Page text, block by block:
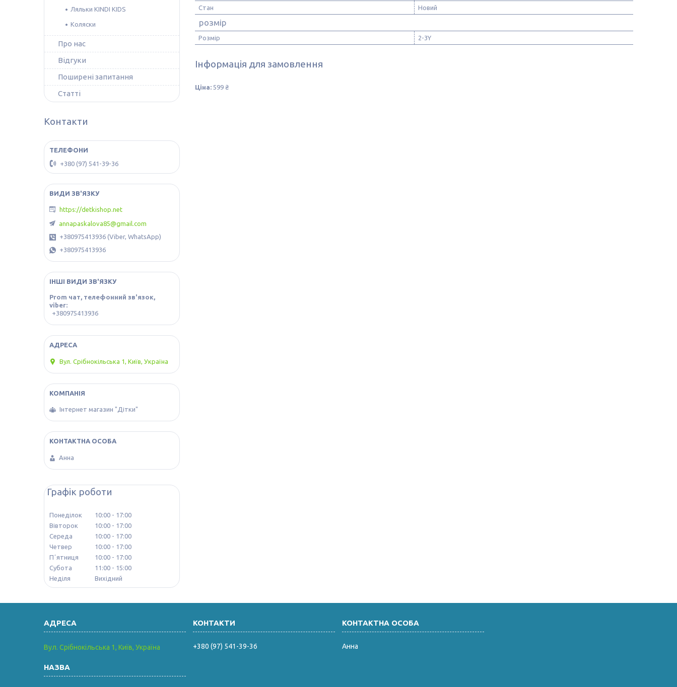
Стан
Новий
розмір
Розмір 2-3Y
Інформація для замовлення
Ціна: 599 ₴
Ляльки KINDI KIDS
Коляски
Про нас
Відгуки
Поширені запитання
Статті
Контакти
+380 (97) 541-39-36
https://detkishop.net
annapaskalova85@gmail.com
+380975413936 (Viber, WhatsApp)
+380975413936
ІНШІ ВИДИ ЗВ'ЯЗКУ
Prom чат, телефонний зв'язок,
viber
+380975413936
Вул. Срібнокільська 1, Київ, Україна
Інтернет магазин "Дітки"
Анна
Графік роботи
Понеділок 10:00
17:00
Вівторок
10:00
17:00
Середа
10:00
17:00
Четвер
10:00
17:00
Пʼятниця
10:00
17:00
Субота
11:00
15:00
Неділя
Вихідний
Вул. Срібнокільська 1, Київ, Україна +380 (97) 541-39-36 Анна